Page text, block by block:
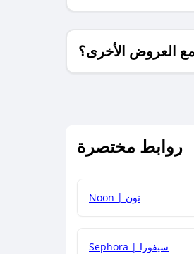
العروض الأخرى؟
روابط مختصرة
Noon | نون
Sephora | سيفورا